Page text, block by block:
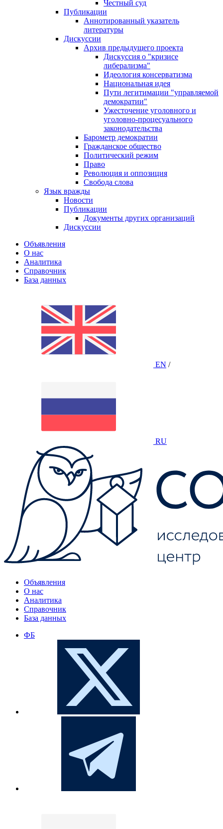
Честный суд
Публикации
Аннотированный указатель
литературы
Дискуссии
Архив предыдущего проекта
Дискуссия о "кризисе
либерализма"
Идеология консерватизма
Национальная идея
Пути легитимации "управляемой
демократии"
Ужесточение уголовного и
уголовно-процесуального
законодательства
Барометр демократии
Гражданское общество
Политический режим
Право
Революция и оппозиция
Свобода слова
Язык вражды
Новости
Публикации
Документы других организаций
Дискуссии
Объявления
О нас
Аналитика
Справочник
База данных
EN /
RU
Объявления
О нас
Аналитика
Справочник
База данных
ФБ